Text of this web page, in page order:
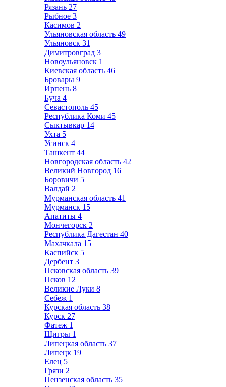
Рязань 27
Рыбное 3
Касимов 2
Ульяновская область 49
Ульяновск 31
Димитровград 3
Новоульяновск 1
Киевская область 46
Бровары 9
Ирпень 8
Буча 4
Севастополь 45
Республика Коми 45
Сыктывкар 14
Ухта 5
Усинск 4
Ташкент 44
Новгородская область 42
Великий Новгород 16
Боровичи 5
Валдай 2
Мурманская область 41
Мурманск 15
Апатиты 4
Мончегорск 2
Республика Дагестан 40
Махачкала 15
Каспийск 5
Дербент 3
Псковская область 39
Псков 12
Великие Луки 8
Себеж 1
Курская область 38
Курск 27
Фатеж 1
Щигры 1
Липецкая область 37
Липецк 19
Елец 5
Грязи 2
Пензенская область 35